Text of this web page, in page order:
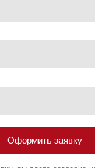
Оформить заявку